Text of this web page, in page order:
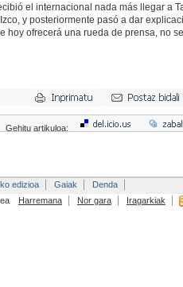
el internacional nada más llegar a
y posteriormente pasó a dar
hoy ofrecerá una rueda de prensa, no
Gehitu artikuloa:
edizioa Gaiak
Denda
Harremana Nor gara Iragarkiak